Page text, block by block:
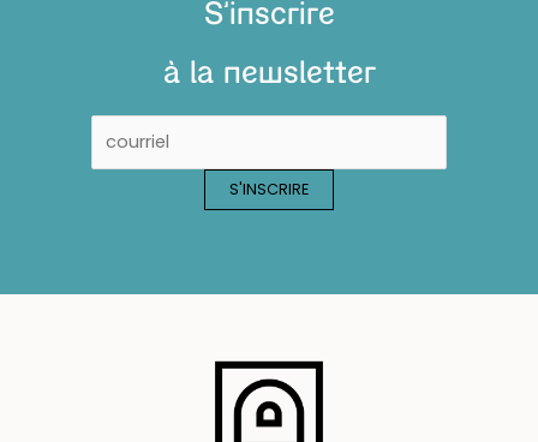
S'inscrire
à la newsletter